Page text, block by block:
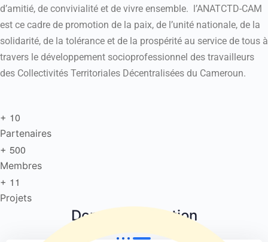
d’amitié, de convivialité et de vivre ensemble. l’ANATCTD-CAM
est ce cadre de promotion de la paix, de l’unité nationale, de la
solidarité, de la tolérance et de la prospérité au service de tous à
travers le développement socioprofessionnel des travailleurs
des Collectivités Territoriales Décentralisées du Cameroun.
+ 10
Partenaires
+ 500
Membres
+ 11
Projets
Domaines d'Action